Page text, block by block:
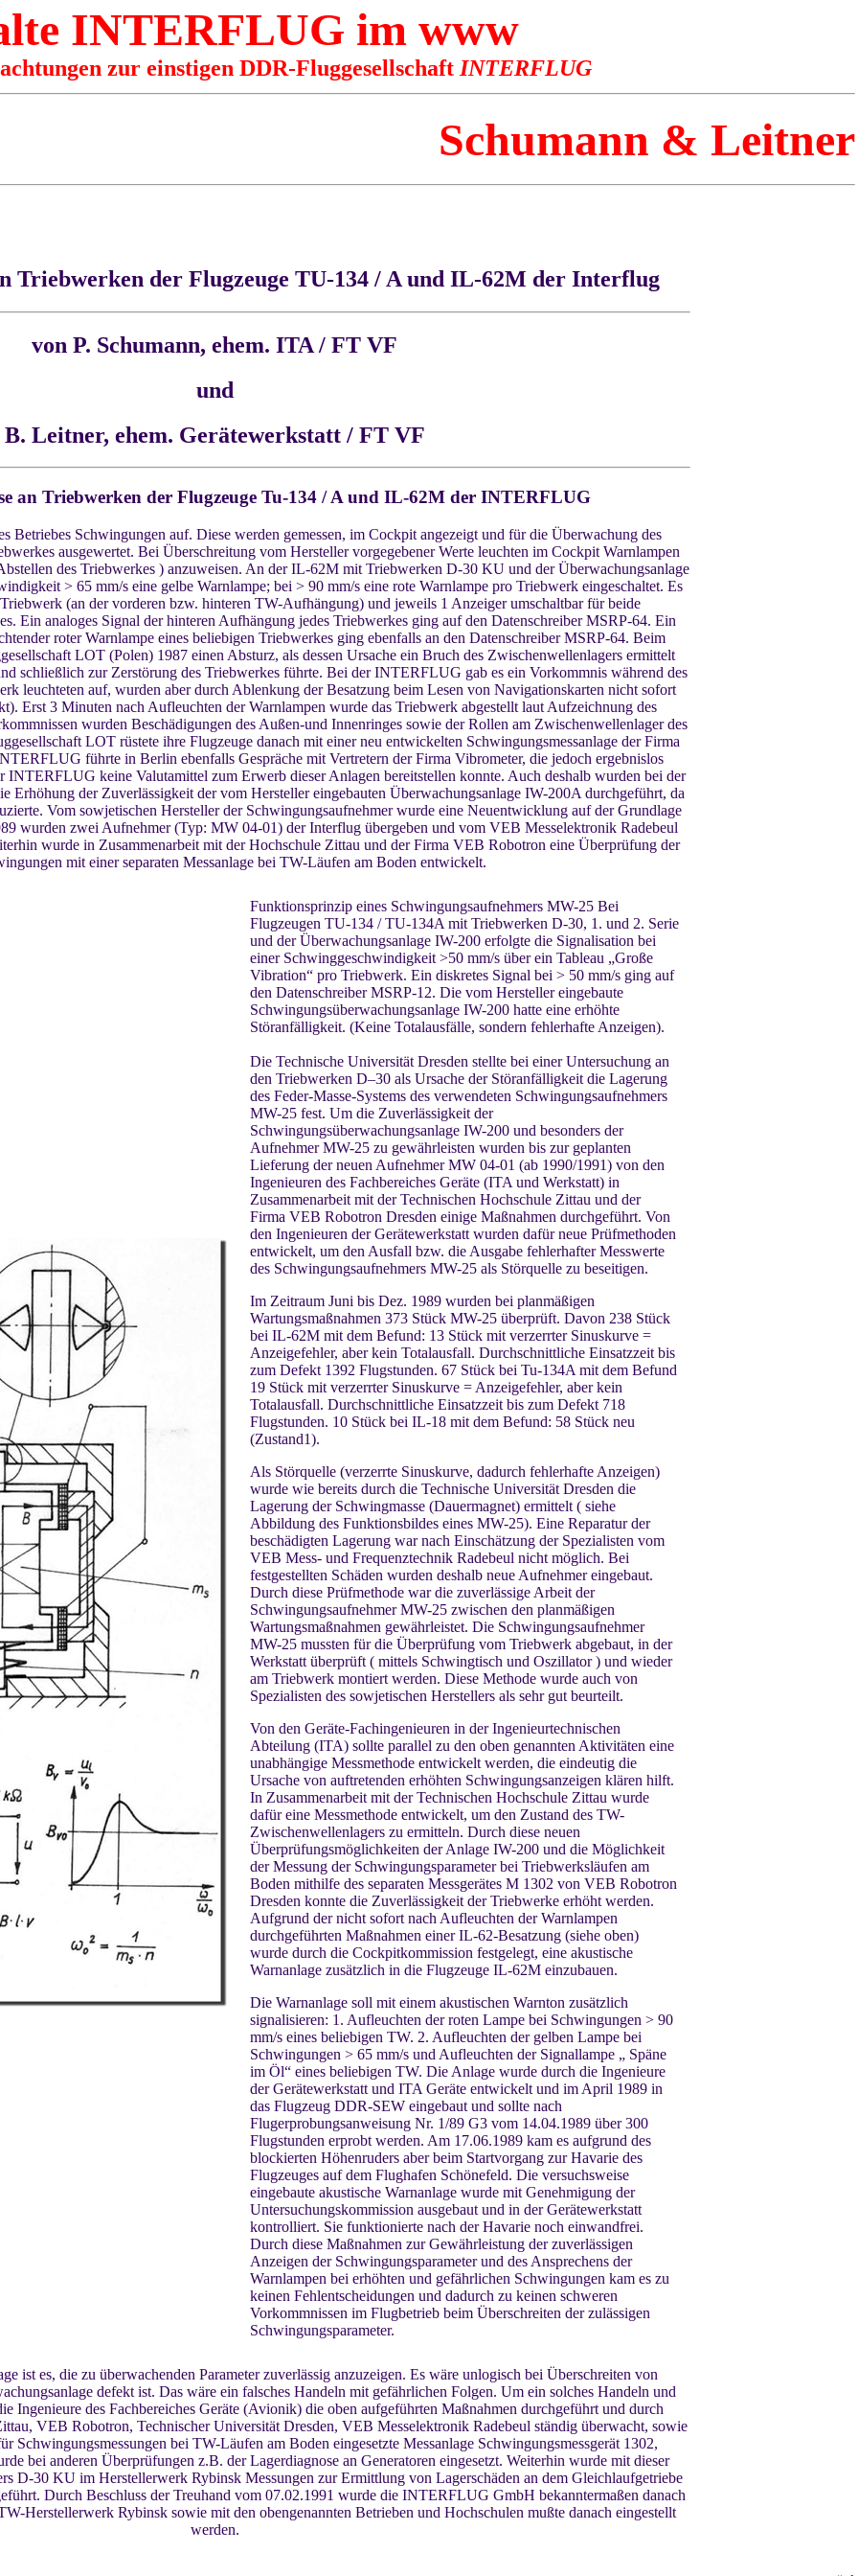
INTERFLUG im www
zur einstigen DDR-Fluggesellschaft INTERFLUG
Schumann & Leitner
Triebwerken der Flugzeuge TU-134 / A und IL-62M der Interflug
von P. Schumann, ehem. ITA / FT VF
und
B. Leitner, ehem. Gerätewerkstatt / FT VF
an Triebwerken der Flugzeuge Tu-134 / A und IL-62M der INTERFLUG
Betriebes Schwingungen auf. Diese werden gemessen, im Cockpit angezeigt und für die Überwachung des
ausgewertet. Bei Überschreitung vom Hersteller vorgegebener Werte leuchten im Cockpit Warnlampen
des Triebwerkes ) anzuweisen. An der IL-62M mit Triebwerken D-30 KU und der Überwachungsanlage
> 65 mm/s eine gelbe Warnlampe; bei > 90 mm/s eine rote Warnlampe pro Triebwerk eingeschaltet. Es
(an der vorderen bzw. hinteren TW-Aufhängung) und jeweils 1 Anzeiger umschaltbar für beide
Ein analoges Signal der hinteren Aufhängung jedes Triebwerkes ging auf den Datenschreiber MSRP-64. Ein
roter Warnlampe eines beliebigen Triebwerkes ging ebenfalls an den Datenschreiber MSRP-64. Beim
LOT (Polen) 1987 einen Absturz, als dessen Ursache ein Bruch des Zwischenwellenlagers ermittelt
schließlich zur Zerstörung des Triebwerkes führte. Bei der INTERFLUG gab es ein Vorkommnis während des
leuchteten auf, wurden aber durch Ablenkung der Besatzung beim Lesen von Navigationskarten nicht sofort
Erst 3 Minuten nach Aufleuchten der Warnlampen wurde das Triebwerk abgestellt laut Aufzeichnung des
wurden Beschädigungen des Außen-und Innenringes sowie der Rollen am Zwischenwellenlager des
LOT rüstete ihre Flugzeuge danach mit einer neu entwickelten Schwingungsmessanlage der Firma
führte in Berlin ebenfalls Gespräche mit Vertretern der Firma Vibrometer, die jedoch ergebnislos
INTERFLUG keine Valutamittel zum Erwerb dieser Anlagen bereitstellen konnte. Auch deshalb wurden bei der
der Zuverlässigkeit der vom Hersteller eingebauten Überwachungsanlage IW-200A durchgeführt, da
Vom sowjetischen Hersteller der Schwingungsaufnehmer wurde eine Neuentwicklung auf der Grundlage
wurden zwei Aufnehmer (Typ: MW 04-01) der Interflug übergeben und vom VEB Messelektronik Radebeul
wurde in Zusammenarbeit mit der Hochschule Zittau und der Firma VEB Robotron eine Überprüfung der
mit einer separaten Messanlage bei TW-Läufen am Boden entwickelt.
Funktionsprinzip eines Schwingungsaufnehmers MW-25 Bei
Flugzeugen TU-134 / TU-134A mit Triebwerken D-30, 1. und 2. Serie
und der Überwachungsanlage IW-200 erfolgte die Signalisation bei
einer Schwinggeschwindigkeit >50 mm/s über ein Tableau „Große
Vibration“ pro Triebwerk. Ein diskretes Signal bei > 50 mm/s ging auf
den Datenschreiber MSRP-12. Die vom Hersteller eingebaute
Schwingungsüberwachungsanlage IW-200 hatte eine erhöhte
Störanfälligkeit. (Keine Totalausfälle, sondern fehlerhafte Anzeigen).
Die Technische Universität Dresden stellte bei einer Untersuchung an
den Triebwerken D–30 als Ursache der Störanfälligkeit die Lagerung
des Feder-Masse-Systems des verwendeten Schwingungsaufnehmers
MW-25 fest. Um die Zuverlässigkeit der
Schwingungsüberwachungsanlage IW-200 und besonders der
Aufnehmer MW-25 zu gewährleisten wurden bis zur geplanten
Lieferung der neuen Aufnehmer MW 04-01 (ab 1990/1991) von den
Ingenieuren des Fachbereiches Geräte (ITA und Werkstatt) in
Zusammenarbeit mit der Technischen Hochschule Zittau und der
Firma VEB Robotron Dresden einige Maßnahmen durchgeführt. Von
den Ingenieuren der Gerätewerkstatt wurden dafür neue Prüfmethoden
entwickelt, um den Ausfall bzw. die Ausgabe fehlerhafter Messwerte
des Schwingungsaufnehmers MW-25 als Störquelle zu beseitigen.
Im Zeitraum Juni bis Dez. 1989 wurden bei planmäßigen
Wartungsmaßnahmen 373 Stück MW-25 überprüft. Davon 238 Stück
bei IL-62M mit dem Befund: 13 Stück mit verzerrter Sinuskurve =
Anzeigefehler, aber kein Totalausfall. Durchschnittliche Einsatzzeit bis
zum Defekt 1392 Flugstunden. 67 Stück bei Tu-134A mit dem Befund
19 Stück mit verzerrter Sinuskurve = Anzeigefehler, aber kein
Totalausfall. Durchschnittliche Einsatzzeit bis zum Defekt 718
Flugstunden. 10 Stück bei IL-18 mit dem Befund: 58 Stück neu
(Zustand1).
Als Störquelle (verzerrte Sinuskurve, dadurch fehlerhafte Anzeigen)
wurde wie bereits durch die Technische Universität Dresden die
Lagerung der Schwingmasse (Dauermagnet) ermittelt ( siehe
Abbildung des Funktionsbildes eines MW-25). Eine Reparatur der
beschädigten Lagerung war nach Einschätzung der Spezialisten vom
VEB Mess- und Frequenztechnik Radebeul nicht möglich. Bei
festgestellten Schäden wurden deshalb neue Aufnehmer eingebaut.
Durch diese Prüfmethode war die zuverlässige Arbeit der
Schwingungsaufnehmer MW-25 zwischen den planmäßigen
Wartungsmaßnahmen gewährleistet. Die Schwingungsaufnehmer
MW-25 mussten für die Überprüfung vom Triebwerk abgebaut, in der
Werkstatt überprüft ( mittels Schwingtisch und Oszillator ) und wieder
am Triebwerk montiert werden. Diese Methode wurde auch von
Spezialisten des sowjetischen Herstellers als sehr gut beurteilt.
Von den Geräte-Fachingenieuren in der Ingenieurtechnischen
Abteilung (ITA) sollte parallel zu den oben genannten Aktivitäten eine
unabhängige Messmethode entwickelt werden, die eindeutig die
Ursache von auftretenden erhöhten Schwingungsanzeigen klären hilft.
In Zusammenarbeit mit der Technischen Hochschule Zittau wurde
dafür eine Messmethode entwickelt, um den Zustand des TW-
Zwischenwellenlagers zu ermitteln. Durch diese neuen
Überprüfungsmöglichkeiten der Anlage IW-200 und die Möglichkeit
der Messung der Schwingungsparameter bei Triebwerksläufen am
Boden mithilfe des separaten Messgerätes M 1302 von VEB Robotron
Dresden konnte die Zuverlässigkeit der Triebwerke erhöht werden.
Aufgrund der nicht sofort nach Aufleuchten der Warnlampen
durchgeführten Maßnahmen einer IL-62-Besatzung (siehe oben)
wurde durch die Cockpitkommission festgelegt, eine akustische
Warnanlage zusätzlich in die Flugzeuge IL-62M einzubauen.
Die Warnanlage soll mit einem akustischen Warnton zusätzlich
signalisieren: 1. Aufleuchten der roten Lampe bei Schwingungen > 90
mm/s eines beliebigen TW. 2. Aufleuchten der gelben Lampe bei
Schwingungen > 65 mm/s und Aufleuchten der Signallampe „ Späne
im Öl“ eines beliebigen TW. Die Anlage wurde durch die Ingenieure
der Gerätewerkstatt und ITA Geräte entwickelt und im April 1989 in
das Flugzeug DDR-SEW eingebaut und sollte nach
Flugerprobungsanweisung Nr. 1/89 G3 vom 14.04.1989 über 300
Flugstunden erprobt werden. Am 17.06.1989 kam es aufgrund des
blockierten Höhenruders aber beim Startvorgang zur Havarie des
Flugzeuges auf dem Flughafen Schönefeld. Die versuchsweise
eingebaute akustische Warnanlage wurde mit Genehmigung der
Untersuchungskommission ausgebaut und in der Gerätewerkstatt
kontrolliert. Sie funktionierte nach der Havarie noch einwandfrei.
Durch diese Maßnahmen zur Gewährleistung der zuverlässigen
Anzeigen der Schwingungsparameter und des Ansprechens der
Warnlampen bei erhöhten und gefährlichen Schwingungen kam es zu
keinen Fehlentscheidungen und dadurch zu keinen schweren
Vorkommnissen im Flugbetrieb beim Überschreiten der zulässigen
Schwingungsparameter.
ist es, die zu überwachenden Parameter zuverlässig anzuzeigen. Es wäre unlogisch bei Überschreiten von
defekt ist. Das wäre ein falsches Handeln mit gefährlichen Folgen. Um ein solches Handeln und
Ingenieure des Fachbereiches Geräte (Avionik) die oben aufgeführten Maßnahmen durchgeführt und durch
VEB Robotron, Technischer Universität Dresden, VEB Messelektronik Radebeul ständig überwacht, sowie
Schwingungsmessungen bei TW-Läufen am Boden eingesetzte Messanlage Schwingungsmessgerät 1302,
bei anderen Überprüfungen z.B. der Lagerdiagnose an Generatoren eingesetzt. Weiterhin wurde mit dieser
D-30 KU im Herstellerwerk Rybinsk Messungen zur Ermittlung von Lagerschäden an dem Gleichlaufgetriebe
Durch Beschluss der Treuhand vom 07.02.1991 wurde die INTERFLUG GmbH bekanntermaßen danach
Herstellerwerk Rybinsk sowie mit den obengenannten Betrieben und Hochschulen mußte danach eingestellt
werden.